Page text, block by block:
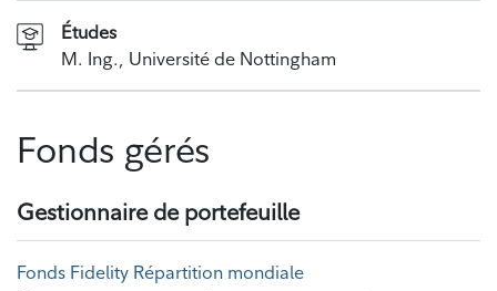
Études
M. Ing., Université de Nottingham
Fonds gérés
Gestionnaire de portefeuille
Fonds Fidelity Répartition mondiale